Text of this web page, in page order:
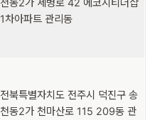
1차아파트 관리동
전북특별자치도 전주시 덕진구 송
천동2가 천마산로 115 209동 관